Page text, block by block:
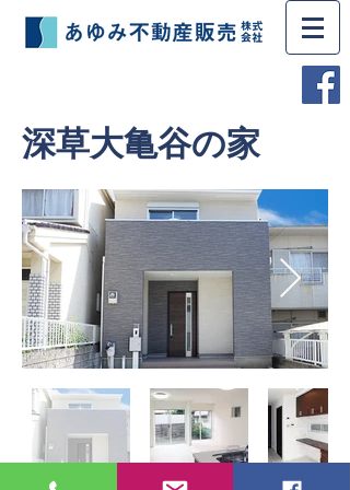
深草大亀谷の家